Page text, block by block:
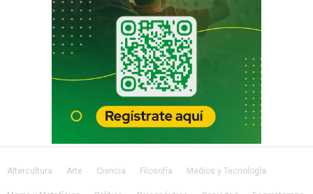
Altercultura Arte Ciencia Filosofía Medios y Tecnología